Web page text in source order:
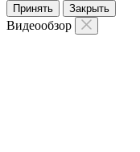
Принять Закрыть
Видеообзор